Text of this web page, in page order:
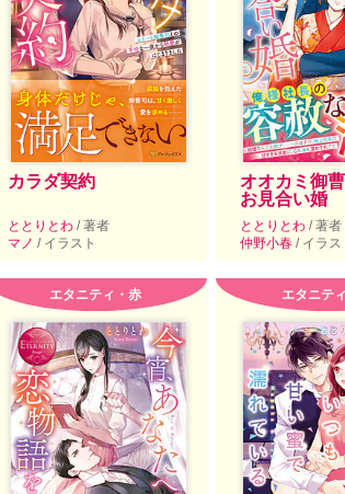
カラダ契約
ととりとわ / 著者
マノ / イラスト
オオカミ御
お見合い婚
ととりとわ / 著者
仲野小春 / イラス
エタニティ・赤 エタニテ